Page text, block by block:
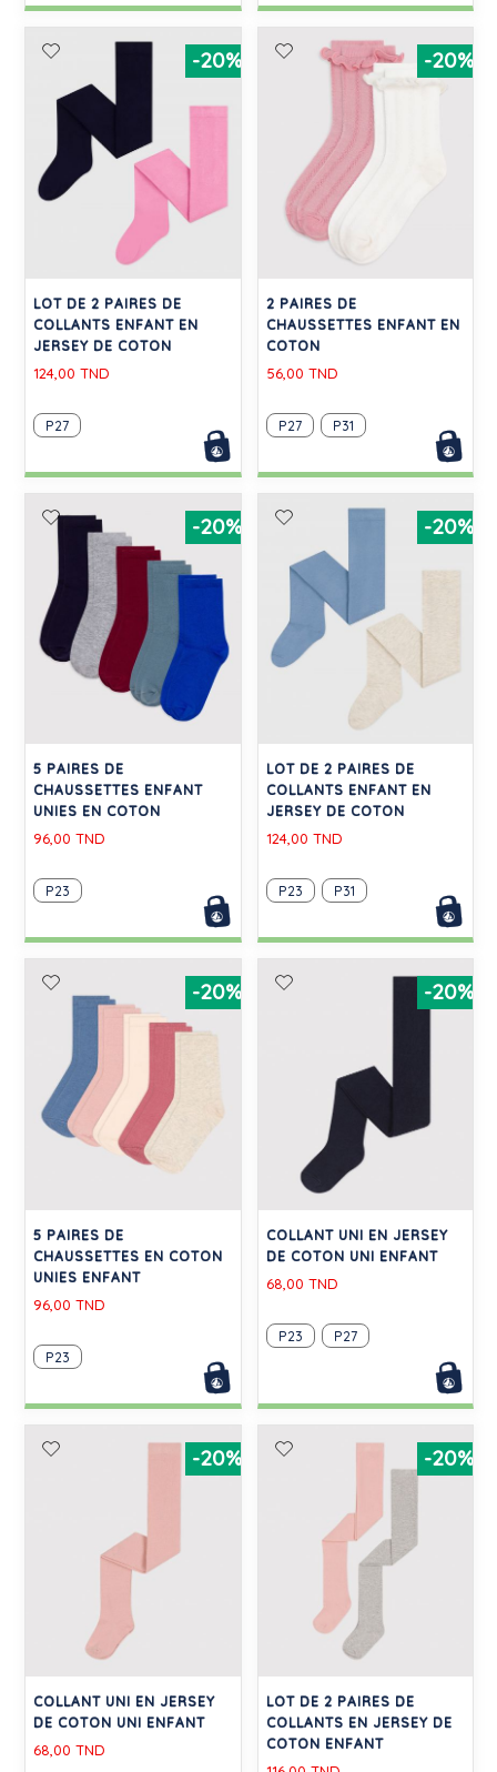
-20%
LOT DE 2 PAIRES DE
COLLANTS ENFANT EN
JERSEY DE COTON
124,00 TND
P27
-20%
2 PAIRES DE
CHAUSSETTES ENFANT EN
COTON
56,00 TND
P27 P31
-20%
5 PAIRES DE
CHAUSSETTES ENFANT
UNIES EN COTON
96,00 TND
P23
-20%
LOT DE 2 PAIRES DE
COLLANTS ENFANT EN
JERSEY DE COTON
124,00 TND
P23 P31
-20%
5 PAIRES DE
CHAUSSETTES EN COTON
UNIES ENFANT
96,00 TND
P23
-20%
COLLANT UNI EN JERSEY
DE COTON UNI ENFANT
68,00 TND
P23 P27
-20%
COLLANT UNI EN JERSEY
DE COTON UNI ENFANT
68,00 TND
-20%
LOT DE 2 PAIRES DE
COLLANTS EN JERSEY DE
COTON ENFANT